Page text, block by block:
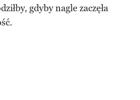
gdyby nagle zaczęła